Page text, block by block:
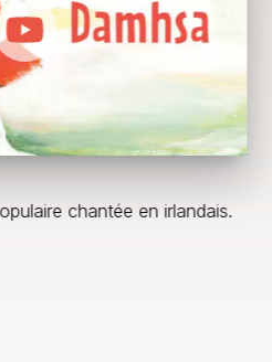
chantée en irlandais.